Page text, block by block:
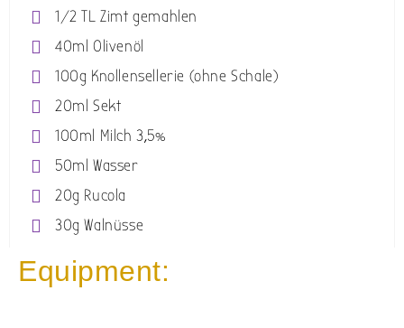
1/2 TL Zimt gemahlen
40ml Olivenöl
100g Knollensellerie (ohne Schale)
20ml Sekt
100ml Milch 3,5%
50ml Wasser
20g Rucola
30g Walnüsse
Equipment: